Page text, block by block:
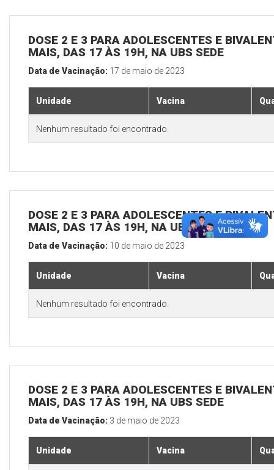
DOSE 2 E 3 PARA ADOLESCENTES E
MAIS, DAS 17 ÀS 19H, NA UBS SEDE
Data de Vacinação: 17 de maio de 2023
Unidade Vacina
Nenhum resultado foi encontrado.
DOSE 2 E 3 PARA ADOLESCENTES E
MAIS, DAS 17 ÀS 19H, NA UBS SEDE
Data de Vacinação: 10 de maio de 2023
Unidade Vacina
Nenhum resultado foi encontrado.
DOSE 2 E 3 PARA ADOLESCENTES E
MAIS, DAS 17 ÀS 19H, NA UBS SEDE
Data de Vacinação: 3 de maio de 2023
Unidade Vacina